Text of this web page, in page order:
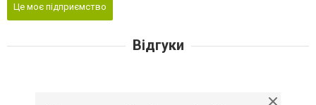
Це моє підприємство
Відгуки